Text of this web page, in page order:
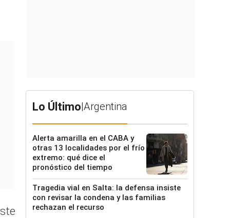
Lo Último|Argentina
Alerta amarilla en el CABA y
otras 13 localidades por el frío
extremo: qué dice el
pronóstico del tiempo
Tragedia vial en Salta: la defensa insiste
con revisar la condena y las familias
rechazan el recurso